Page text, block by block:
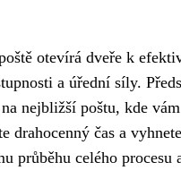
otevírá dveře k
a úřední síly.
nejbližší poštu, kde
čas a
průběhu celého procesu